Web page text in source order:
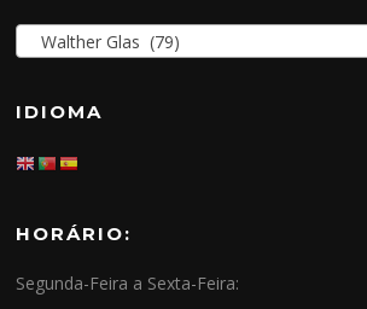
Walther Glas (79)
IDIOMA
HORÁRIO:
Segunda-Feira a Sexta-Feira: